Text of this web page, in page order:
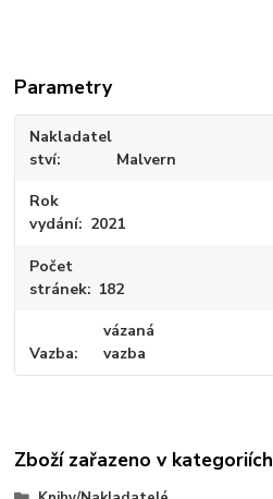
Parametry
Nakladatel
ství
Malvern
Rok
vydání
2021
Počet
stránek
182
Vazba
vázaná
vazba
Zboží zařazeno v kategoriích